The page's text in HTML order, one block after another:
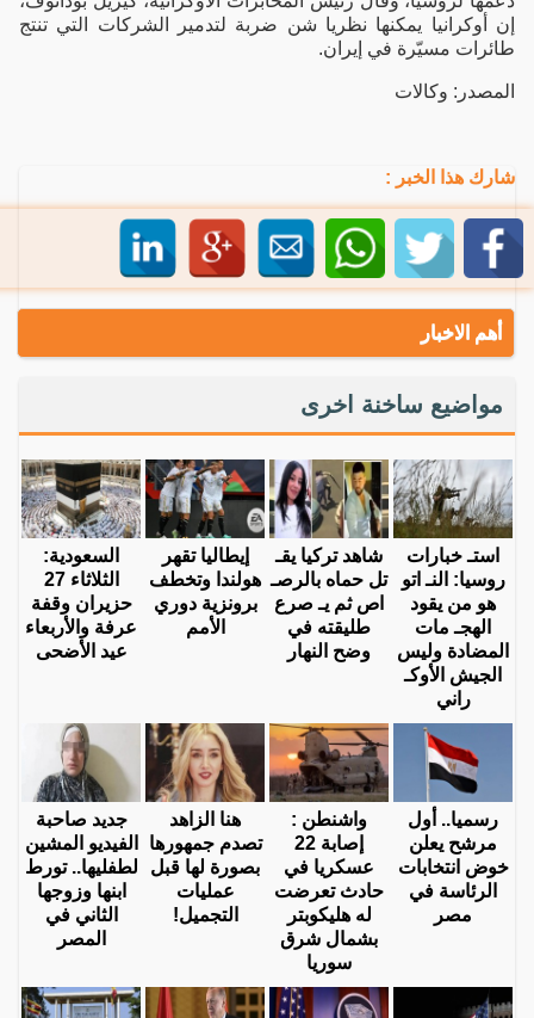
إن أوكرانيا يمكنها نظريا شن ضربة لتدمير الشركات التي تنتج
طائرات مسيّرة في إيران.
المصدر: وكالات
شارك هذا الخبر :
أهم الاخبار
مواضيع ساخنة اخرى
استـ خبارات
روسيا: النـ اتو
هو من يقود
الهجـ مات
المضادة وليس
الجيش الأوكـ
راني
شاهد تركيا يقـ
تل حماه بالرصـ
اص ثم يـ صرع
طليقته في
وضح النهار
إيطاليا تقهر
هولندا وتخطف
برونزية دوري
الأمم
السعودية:
الثلاثاء 27
حزيران وقفة
عرفة والأربعاء
عيد الأضحى
رسميا.. أول
مرشح يعلن
خوض انتخابات
الرئاسة في
مصر
واشنطن :
إصابة 22
عسكريا في
حادث تعرضت
له هليكوبتر
بشمال شرق
سوريا
هنا الزاهد
تصدم جمهورها
بصورة لها قبل
عمليات
التجميل!
جديد صاحبة
الفيديو المشين
لطفليها.. تورط
ابنها وزوجها
الثاني في
المصر